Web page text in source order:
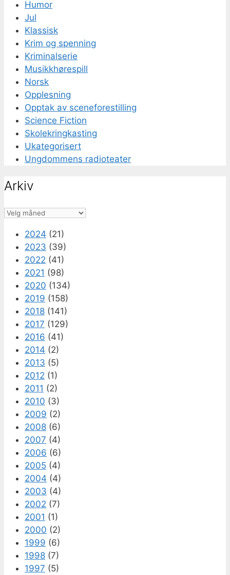
Humor
Jul
Klassisk
Krim og spenning
Kriminalserie
Musikkhørespill
Norsk
Opplesning
Opptak av sceneforestilling
Science Fiction
Skolekringkasting
Ukategorisert
Ungdommens radioteater
Arkiv
Arkiv
2024 (21)
2023 (39)
2022 (41)
2021 (98)
2020 (134)
2019 (158)
2018 (141)
2017 (129)
2016 (41)
2014 (2)
2013 (5)
2012 (1)
2011 (2)
2010 (3)
2009 (2)
2008 (6)
2007 (4)
2006 (6)
2005 (4)
2004 (4)
2003 (4)
2002 (7)
2001 (1)
2000 (2)
1999 (6)
1998 (7)
1997 (5)